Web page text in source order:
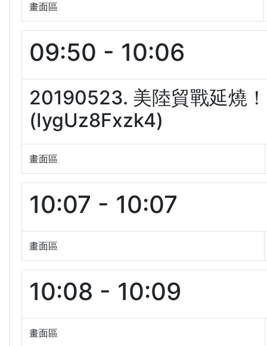
畫面區
09:50 - 10:06
20190523. 美陸貿戰延燒
(IygUz8Fxzk4)
畫面區
10:07 - 10:07
畫面區
10:08 - 10:09
畫面區